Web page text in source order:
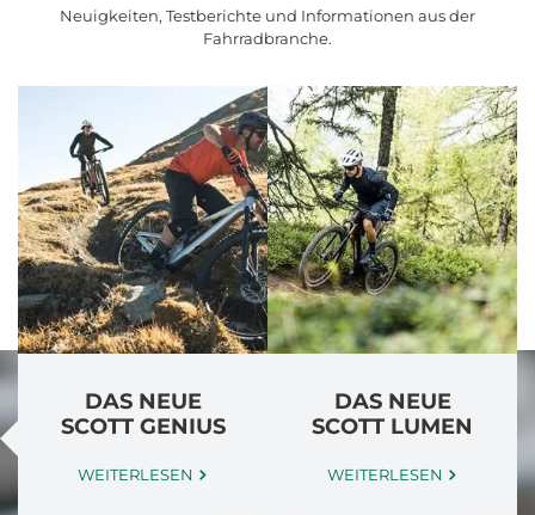
Neuigkeiten, Testberichte und Informationen aus der
Fahrradbranche.
DAS NEUE
SCOTT GENIUS
WEITERLESEN
DAS NEUE
SCOTT LUMEN
WEITERLESEN